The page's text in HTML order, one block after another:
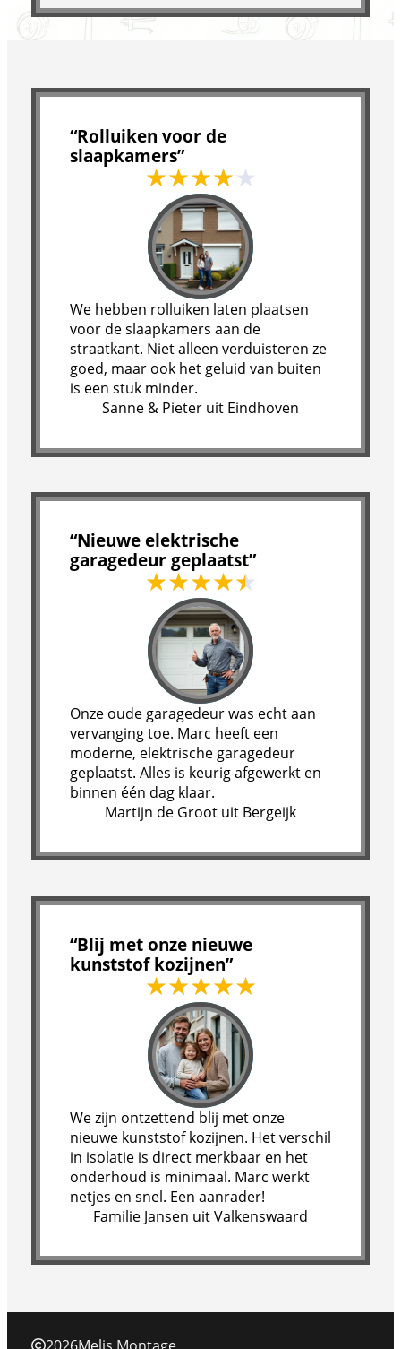
“Rolluiken voor de
slaapkamers”
We hebben rolluiken laten plaatsen
voor de slaapkamers aan de
straatkant. Niet alleen verduisteren ze
goed, maar ook het geluid van buiten
is een stuk minder.
Sanne & Pieter uit Eindhoven
“Nieuwe elektrische
garagedeur geplaatst”
Onze oude garagedeur was echt aan
vervanging toe. Marc heeft een
moderne, elektrische garagedeur
geplaatst. Alles is keurig afgewerkt en
binnen één dag klaar.
Martijn de Groot uit Bergeijk
“Blij met onze nieuwe
kunststof kozijnen”
We zijn ontzettend blij met onze
nieuwe kunststof kozijnen. Het verschil
in isolatie is direct merkbaar en het
onderhoud is minimaal. Marc werkt
netjes en snel. Een aanrader!
Familie Jansen uit Valkenswaard